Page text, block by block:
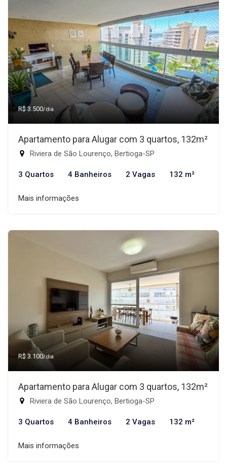
R$ 3.500/dia
Apartamento para Alugar com 3 quartos, 132m²
Riviera de São Lourenço, Bertioga-SP
3 Quartos 4 Banheiros 2 Vagas 132 m²
Mais informações
R$ 3.100/dia
Apartamento para Alugar com 3 quartos, 132m²
Riviera de São Lourenço, Bertioga-SP
3 Quartos 4 Banheiros 2 Vagas 132 m²
Mais informações